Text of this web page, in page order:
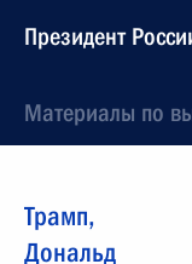
Президент
Материалы по
Трамп,
Дональд